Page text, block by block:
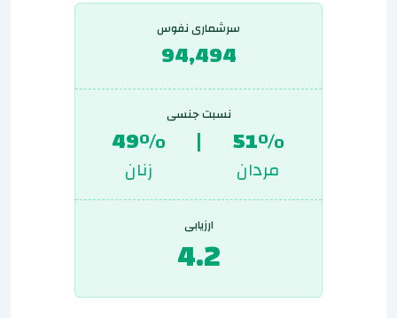
سرشماری نفوس
94,494
نسبت جنسی
51%
مردان
|
49%
زنان
ارزیابی
4.2